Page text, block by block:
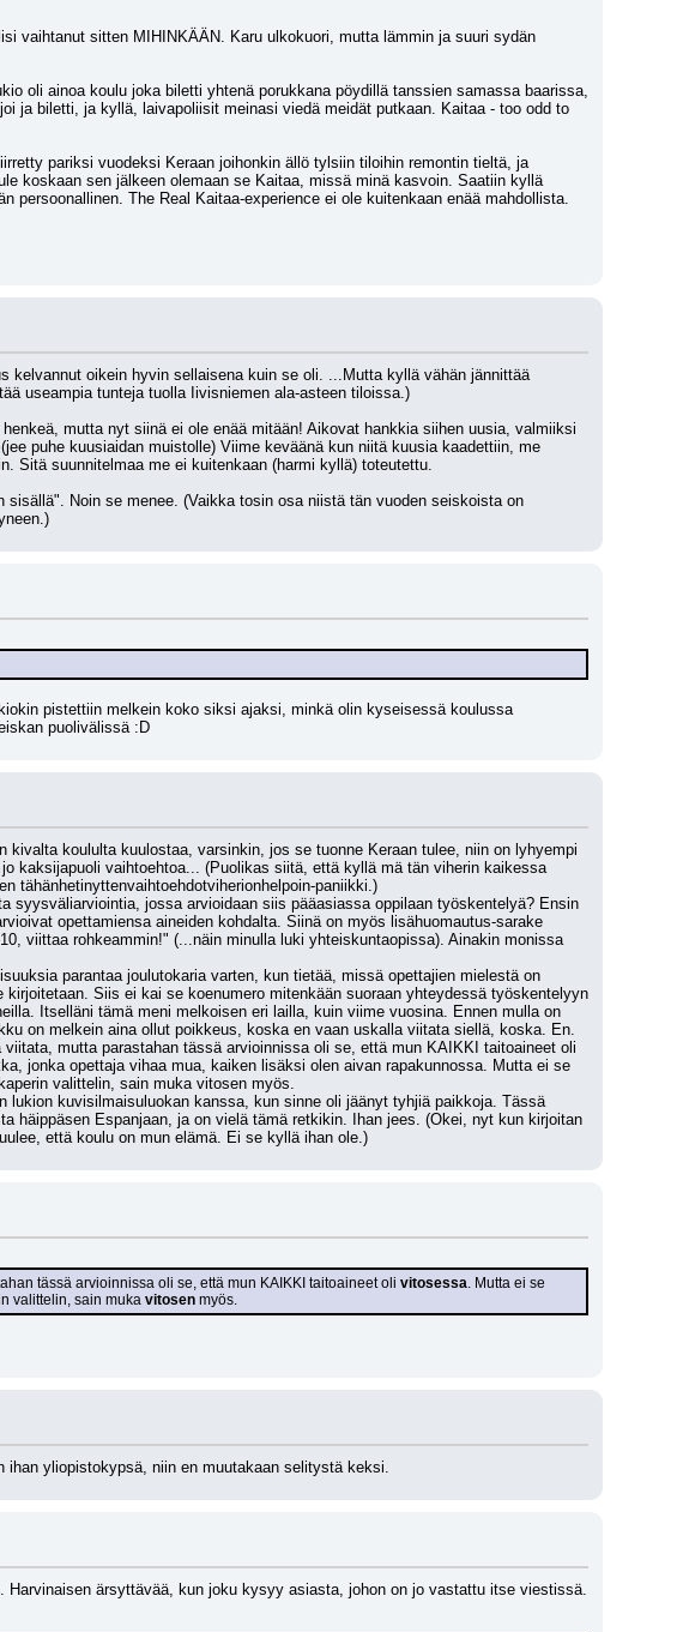
vaihtanut sitten MIHINKÄÄN. Karu ulkokuori, mutta lämmin ja suuri sydän
oli ainoa koulu joka biletti yhtenä porukkana pöydillä tanssien samassa baarissa,
ja biletti, ja kyllä, laivapoliisit meinasi viedä meidät putkaan. Kaitaa - too odd to
pariksi vuodeksi Keraan joihonkin ällö tylsiin tiloihin remontin tieltä, ja
koskaan sen jälkeen olemaan se Kaitaa, missä minä kasvoin. Saatiin kyllä
The Real Kaitaa-experience ei ole kuitenkaan enää mahdollista.
oikein hyvin sellaisena kuin se oli. ...Mutta kyllä vähän jännittää
useampia tunteja tuolla Iivisniemen ala-asteen tiloissa.)
mutta nyt siinä ei ole enää mitään! Aikovat hankkia siihen uusia, valmiiksi
puhe kuusiaidan muistolle) Viime keväänä kun niitä kuusia kaadettiin, me
Sitä suunnitelmaa me ei kuitenkaan (harmi kyllä) toteutettu.
Noin se menee. (Vaikka tosin osa niistä tän vuoden seiskoista on
pistettiin melkein koko siksi ajaksi, minkä olin kyseisessä koulussa
puolivälissä :D
koululta kuulostaa, varsinkin, jos se tuonne Keraan tulee, niin on lyhyempi
kaksijapuoli vaihtoehtoa... (Puolikas siitä, että kyllä mä tän viherin kaikessa
tähänhetinyttenvaihtoehdotviherionhelpoin-paniikki.)
jossa arvioidaan siis pääasiassa oppilaan työskentelyä? Ensin
opettamiensa aineiden kohdalta. Siinä on myös lisähuomautus-sarake
viittaa rohkeammin!" (...näin minulla luki yhteiskuntaopissa). Ainakin monissa
parantaa joulutokaria varten, kun tietää, missä opettajien mielestä on
Siis ei kai se koenumero mitenkään suoraan yhteydessä työskentelyyn
Itselläni tämä meni melkoisen eri lailla, kuin viime vuosina. Ennen mulla on
on melkein aina ollut poikkeus, koska en vaan uskalla viitata siellä, koska. En.
mutta parastahan tässä arvioinnissa oli se, että mun KAIKKI taitoaineet oli
jonka opettaja vihaa mua, kaiken lisäksi olen aivan rapakunnossa. Mutta ei se
valittelin, sain muka vitosen myös.
lukion kuvisilmaisuluokan kanssa, kun sinne oli jäänyt tyhjiä paikkoja. Tässä
häippäsen Espanjaan, ja on vielä tämä retkikin. Ihan jees. (Okei, nyt kun kirjoitan
että koulu on mun elämä. Ei se kyllä ihan ole.)
tässä arvioinnissa oli se, että mun KAIKKI taitoaineet oli vitosessa. Mutta ei se
valittelin, sain muka vitosen myös.
yliopistokypsä, niin en muutakaan selitystä keksi.
ärsyttävää, kun joku kysyy asiasta, johon on jo vastattu itse viestissä.